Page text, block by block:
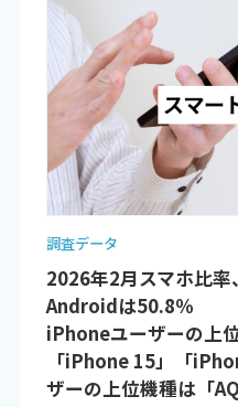
調査データ
2026年2月スマホ比率
Androidは50.8％
iPhoneユーザーの上
「iPhone 15」「
ザーの上位機種は「